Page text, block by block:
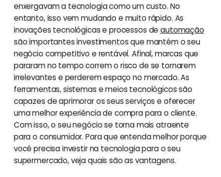
enxergavam a tecnologia como um custo. No
entanto, isso vem mudando e muito rápido. As
inovações tecnológicas e processos deautomação
são importantes investimentos que mantém o seu
negócio competitivo e rentável. Afinal, marcas que
pararam no tempo correm o risco de se tornarem
irrelevantes e perderem espaço no mercado. As
ferramentas, sistemas e meios tecnológicos são
capazes de aprimorar os seus serviços e oferecer
uma melhor experiência de compra para o cliente.
Com isso, o seu negócio se torna mais atraente
para o consumidor. Para que entenda melhor porque
você precisa investir na tecnologia para o seu
supermercado, veja quais são as vantagens.